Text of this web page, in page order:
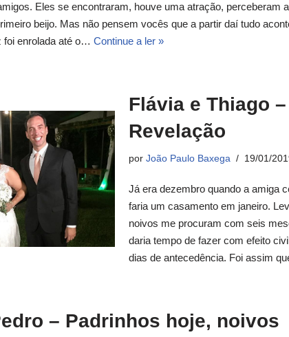
Eles se encontraram, houve uma atração, perceberam a
beijo. Mas não pensem vocês que a partir daí tudo
foi enrolada até o… Continue a ler »
Flávia e Thiago
Revelação
porJoão Paulo Baxega 19/01/
Já era dezembro quando a amiga
faria um casamento em janeiro.
noivos me procuram com seis
daria tempo de fazer com efeito
dias de antecedência. Foi assim
– Padrinhos hoje, noivos